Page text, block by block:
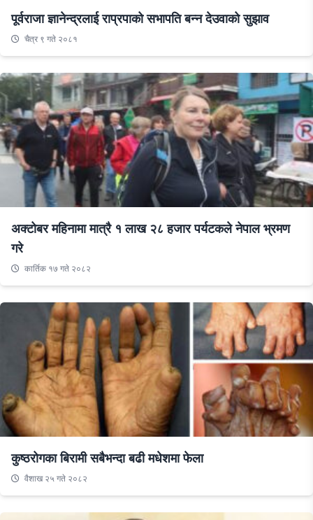
पूर्वराजा ज्ञानेन्द्रलाई राप्रपाको सभापति बन्न देउवाको सुझाव
चैत्र ९ गते २०८१
अक्टोबर महिनामा मात्रै १ लाख २८ हजार पर्यटकले नेपाल भ्रमण
गरे
कार्तिक १७ गते २०८२
कुष्ठरोगका बिरामी सबैभन्दा बढी मधेशमा फेला
वैशाख २५ गते २०८२